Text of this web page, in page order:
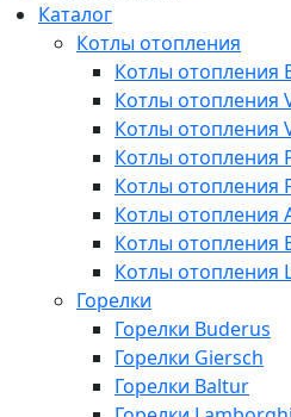
Каталог
Котлы отопления
Котлы отопления
Котлы отопления
Котлы отопления
Котлы отопления
Котлы отопления
Котлы отопления
Котлы отопления
Котлы отопления
Горелки
Горелки Buderus
Горелки Giersch
Горелки Baltur